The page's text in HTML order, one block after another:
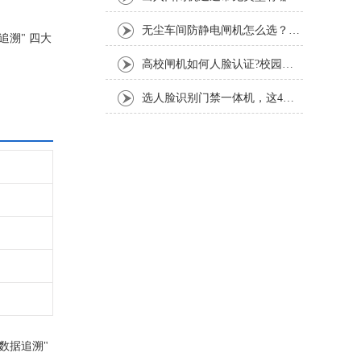
溯" 四大
据追溯"
无尘车间防静电闸机怎么选？半导体 SMT 车间 ESD 闸机选型要点
高校闸机如何人脸认证?校园人脸识别通行完整流程
选人脸识别门禁一体机，这4个核心指标一定要看！